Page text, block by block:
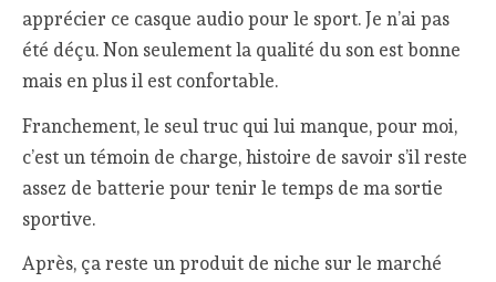
apprécier ce casque audio pour le sport. Je n’ai pas
été déçu. Non seulement la qualité du son est bonne
mais en plus il est confortable.
Franchement, le seul truc qui lui manque, pour moi,
c’est un témoin de charge, histoire de savoir s’il reste
assez de batterie pour tenir le temps de ma sortie
sportive.
Après, ça reste un produit de niche sur le marché